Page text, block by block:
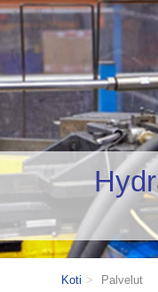
Koti Palvelut